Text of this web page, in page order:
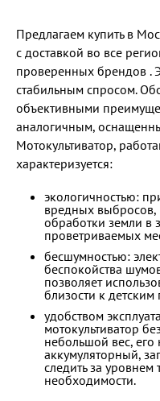
Предлагаем купить в
с доставкой во все
проверенных брендов .
стабильным спросом.
объективными
аналогичным,
Мотокультиватор,
характеризуется:
экологичностью:
вредных выбросов,
обработки земли в
проветриваемых
бесшумностью:
беспокойства
позволяет
близости к
удобством
мотокультиватор
небольшой вес, его
аккумуляторный,
следить за уровнем
необходимости.